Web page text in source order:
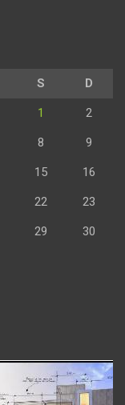
S D
1 2
8 9
15 16
22 23
29 30